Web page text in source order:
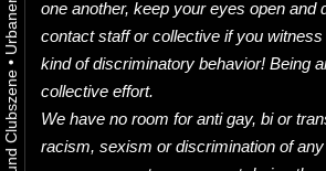
•
one another, keep your eyes open and
contact staff or collective if you
kind of discriminatory behavior! Being
collective effort.
We have no room for anti gay, bi or
racism, sexism or discrimination of